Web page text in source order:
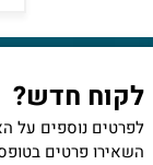
לקוח חדש?
לפרטים נוספים על
השאירו פרטים